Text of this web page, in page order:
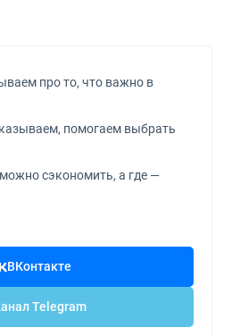
про то, что важно в
помогаем выбрать
сэкономить, а где —
ВКонтакте
Telegram